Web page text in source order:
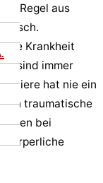
Regel aus
Krankheit
sind immer
hat nie ein
traumatische
bei
körperliche